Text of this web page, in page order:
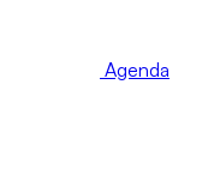
Agenda